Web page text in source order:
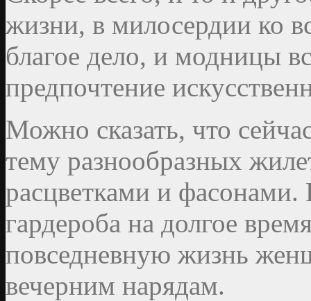
жизни, в милосердии ко
благое дело, и модницы
предпочтение
Можно сказать, что
тему разнообразных
расцветками и фасонами.
гардероба на долгое
повседневную жизнь
вечерним нарядам.